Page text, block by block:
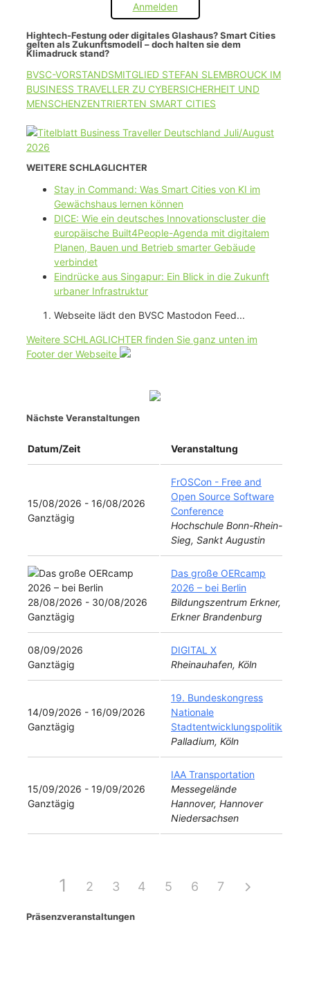
Anmelden
Hightech-Festung oder digitales Glashaus? Smart Cities
gelten als Zukunftsmodell – doch halten sie dem
Klimadruck stand?
BVSC-VORSTANDSMITGLIED STEFAN SLEMBROUCK IM
BUSINESS TRAVELLER ZU CYBERSICHERHEIT UND
MENSCHENZENTRIERTEN SMART CITIES
WEITERE SCHLAGLICHTER
Stay in Command: Was Smart Cities von KI im
Gewächshaus lernen können
DICE: Wie ein deutsches Innovationscluster die
europäische Built4People-Agenda mit digitalem
Planen, Bauen und Betrieb smarter Gebäude
verbindet
Eindrücke aus Singapur: Ein Blick in die Zukunft
urbaner Infrastruktur
Webseite lädt den BVSC Mastodon Feed...
Weitere SCHLAGLICHTER finden Sie ganz unten im
Footer der Webseite
Nächste Veranstaltungen
Datum/Zeit Veranstaltung
15/08/2026 - 16/08/2026
Ganztägig
FrOSCon - Free and
Open Source Software
Conference
Hochschule Bonn-Rhein-
Sieg, Sankt Augustin
28/08/2026 - 30/08/2026
Ganztägig
Das große OERcamp
2026 – bei Berlin
Bildungszentrum Erkner,
Erkner Brandenburg
08/09/2026
Ganztägig
DIGITAL X
Rheinauhafen, Köln
14/09/2026 - 16/09/2026
Ganztägig
19. Bundeskongress
Nationale
Stadtentwicklungspolitik
Palladium, Köln
15/09/2026 - 19/09/2026
Ganztägig
IAA Transportation
Messegelände
Hannover, Hannover
Niedersachsen
1 2 3 4 5 6 7
Präsenzveranstaltungen